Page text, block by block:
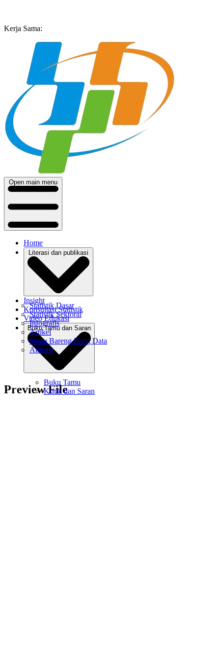
Kerja Sama:
Open main menu
Home
Statistik Dasar
Statistik Sektoral
Infografis
Artikel
Sinau Bareng Bang Data
Alibaba
Insight
Konsultasi Statistik
Video Edukasi
Buku Tamu dan Saran
Buku Tamu
Kritik dan Saran
Preview File